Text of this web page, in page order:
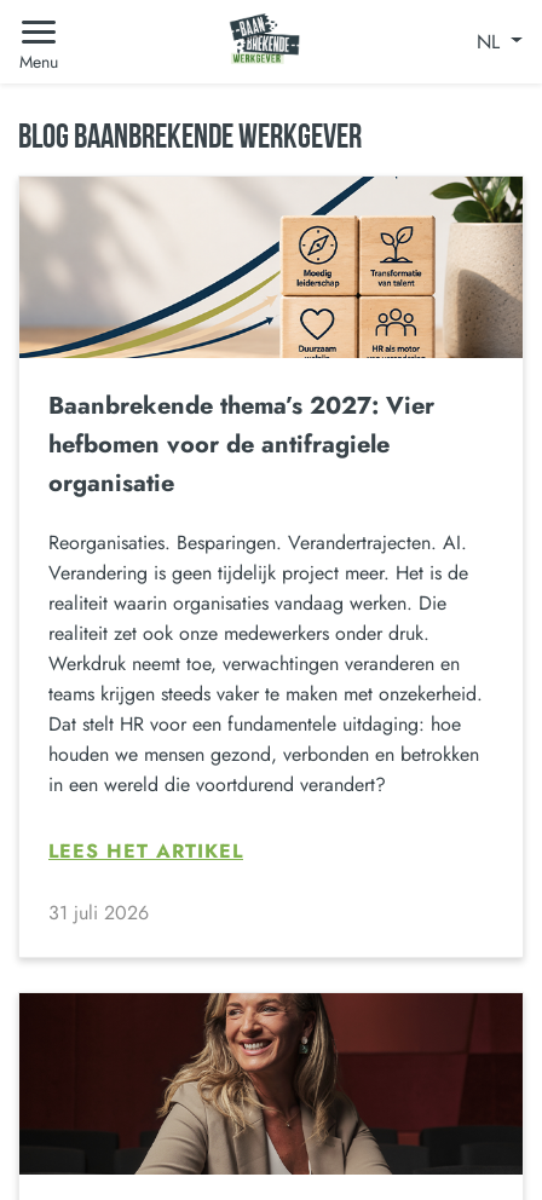
Menu
NL
BLOG BAANBREKENDE WERKGEVER
Baanbrekende thema’s 2027: Vier
hefbomen voor de antifragiele
organisatie
Reorganisaties. Besparingen. Verandertrajecten. AI.
Verandering is geen tijdelijk project meer. Het is de
realiteit waarin organisaties vandaag werken. Die
realiteit zet ook onze medewerkers onder druk.
Werkdruk neemt toe, verwachtingen veranderen en
teams krijgen steeds vaker te maken met onzekerheid.
Dat stelt HR voor een fundamentele uitdaging: hoe
houden we mensen gezond, verbonden en betrokken
in een wereld die voortdurend verandert?
LEES HET ARTIKEL
31 juli 2026